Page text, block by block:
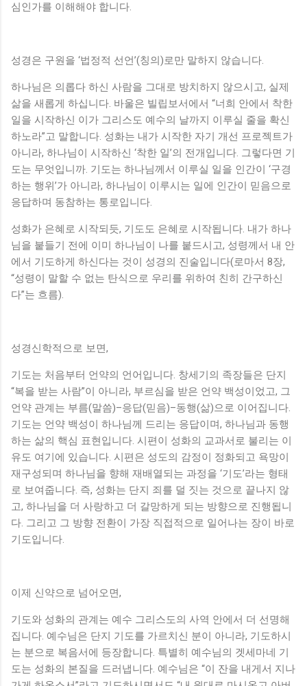
심인가를 이해해야 합니다.
성경은 구원을 ‘법정적 선언’(칭의)로만 말하지 않습니다.
하나님은 의롭다 하신 사람을 그대로 방치하지 않으시고, 실제
삶을 새롭게 하십니다. 바울은 빌립보서에서 “너희 안에서 착한
일을 시작하신 이가 그리스도 예수의 날까지 이루실 줄을 확신
하노라”고 말합니다. 성화는 내가 시작한 자기 개선 프로젝트가
아니라, 하나님이 시작하신 ‘착한 일’의 전개입니다. 그렇다면 기
도는 무엇입니까. 기도는 하나님께서 이루실 일을 인간이 ‘구경
하는 행위’가 아니라, 하나님이 이루시는 일에 인간이 믿음으로
응답하며 동참하는 통로입니다.
성화가 은혜로 시작되듯, 기도도 은혜로 시작됩니다. 내가 하나
님을 붙들기 전에 이미 하나님이 나를 붙드시고, 성령께서 내 안
에서 기도하게 하신다는 것이 성경의 진술입니다(로마서 8장,
“성령이 말할 수 없는 탄식으로 우리를 위하여 친히 간구하신
다”는 흐름).
성경신학적으로 보면,
기도는 처음부터 언약의 언어입니다. 창세기의 족장들은 단지
“복을 받는 사람”이 아니라, 부르심을 받은 언약 백성이었고, 그
언약 관계는 부름(말씀)–응답(믿음)–동행(삶)으로 이어집니다.
기도는 언약 백성이 하나님께 드리는 응답이며, 하나님과 동행
하는 삶의 핵심 표현입니다. 시편이 성화의 교과서로 불리는 이
유도 여기에 있습니다. 시편은 성도의 감정이 정화되고 욕망이
재구성되며 하나님을 향해 재배열되는 과정을 ‘기도’라는 형태
로 보여줍니다. 즉, 성화는 단지 죄를 덜 짓는 것으로 끝나지 않
고, 하나님을 더 사랑하고 더 갈망하게 되는 방향으로 진행됩니
다. 그리고 그 방향 전환이 가장 직접적으로 일어나는 장이 바로
기도입니다.
이제 신약으로 넘어오면,
기도와 성화의 관계는 예수 그리스도의 사역 안에서 더 선명해
집니다. 예수님은 단지 기도를 가르치신 분이 아니라, 기도하시
는 분으로 복음서에 등장합니다. 특별히 예수님의 겟세마네 기
도는 성화의 본질을 드러냅니다. 예수님은 “이 잔을 내게서 지나